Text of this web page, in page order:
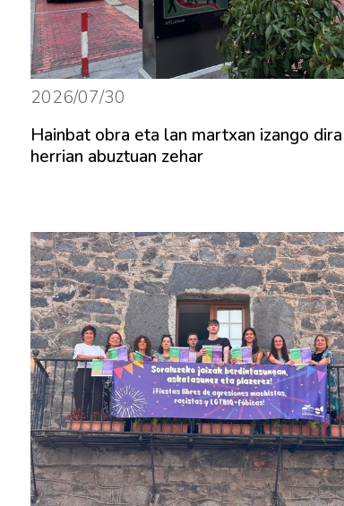
2026/07/30
Hainbat obra eta lan martxan izango dira
herrian abuztuan zehar